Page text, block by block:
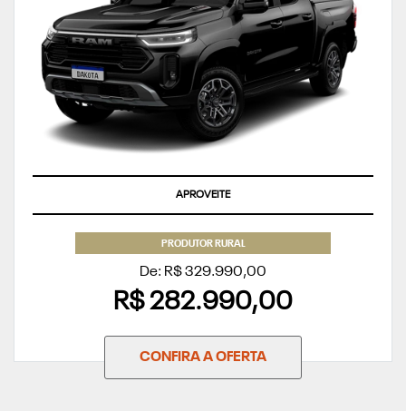
APROVEITE
PRODUTOR RURAL
De: R$ 329.990,00
R$ 282.990,00
CONFIRA A OFERTA